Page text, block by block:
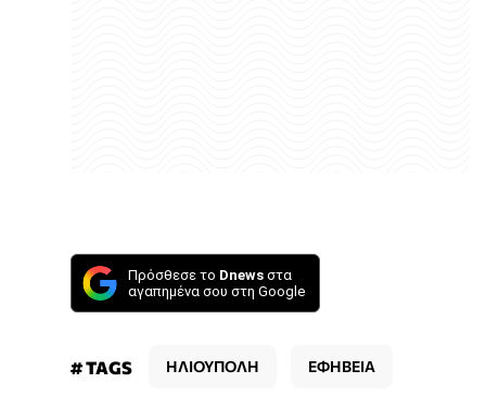
Πρόσθεσε το Dnews στα
αγαπημένα σου στη Google
# TAGS ΗΛΙΟΥΠΟΛΗ ΕΦΗΒΕΙΑ